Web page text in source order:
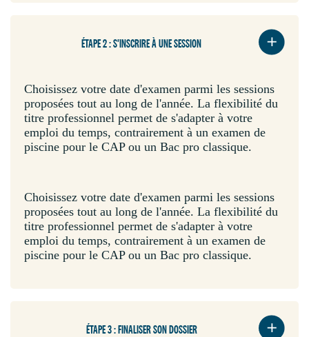
ÉTAPE 2 : S'INSCRIRE À UNE SESSION
Choisissez votre date d'examen parmi les sessions
proposées tout au long de l'année. La flexibilité du
titre professionnel permet de s'adapter à votre
emploi du temps, contrairement à un examen de
piscine pour le CAP ou un Bac pro classique.
Choisissez votre date d'examen parmi les sessions
proposées tout au long de l'année. La flexibilité du
titre professionnel permet de s'adapter à votre
emploi du temps, contrairement à un examen de
piscine pour le CAP ou un Bac pro classique.
ÉTAPE 3 : FINALISER SON DOSSIER